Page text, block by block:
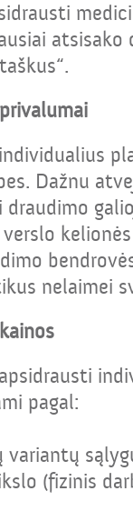
atsisako
Dažnu
nelaimei
pagal:
(fizinis